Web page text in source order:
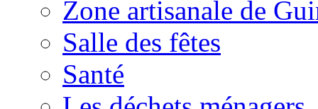
Zone artisanale de
Salle des fêtes
Santé